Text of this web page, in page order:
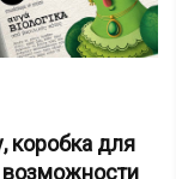
коробка для
возможности